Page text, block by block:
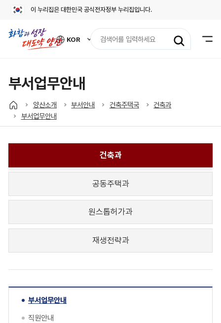
이 누리집은 대한민국 공식전자정부 누리집입니다.
검
색
KOR
이
트
로
가
열
부서업무안내
양산소개 부서안내 건축주택국
건축과
부서업무안내
건축과
공동주택과
원스톱허가과
재생전략과
부서업무안내
직원안내